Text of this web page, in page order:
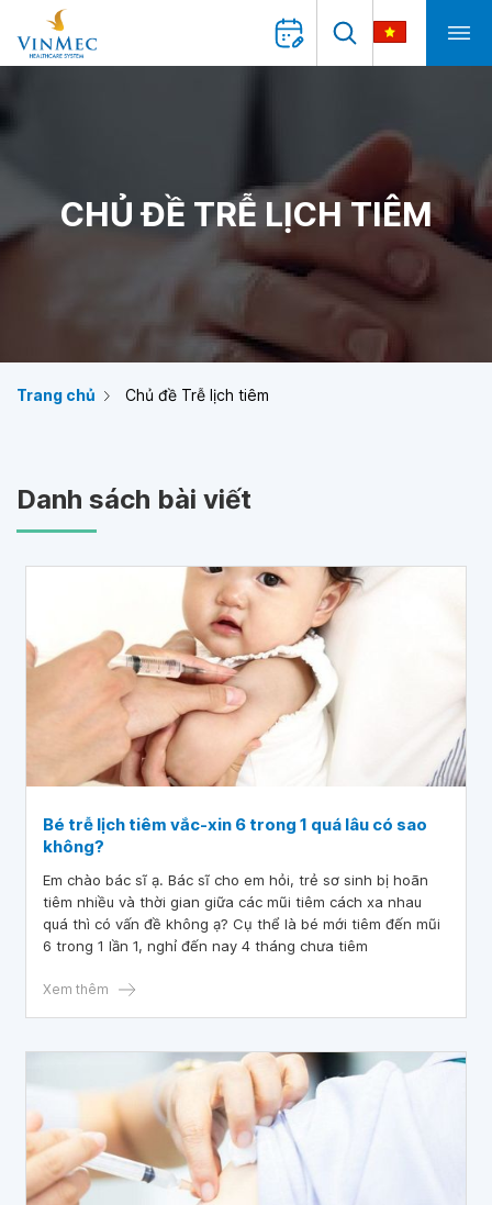
CHỦ ĐỀ TRỄ LỊCH TIÊM
Trang chủ Chủ đề Trễ lịch tiêm
Danh sách bài viết
Bé trễ lịch tiêm vắc-xin 6 trong 1 quá lâu có sao
không?
Em chào bác sĩ ạ. Bác sĩ cho em hỏi, trẻ sơ sinh bị hoãn
tiêm nhiều và thời gian giữa các mũi tiêm cách xa nhau
quá thì có vấn đề không ạ? Cụ thể là bé mới tiêm đến mũi
6 trong 1 lần 1, nghỉ đến nay 4 tháng chưa tiêm
Xem thêm